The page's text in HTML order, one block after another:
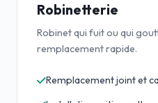
Robinetterie
Robinet qui fuit ou qui
remplacement rapide.
Remplacement joint et